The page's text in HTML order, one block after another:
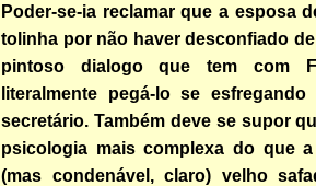
Poder-se-ia reclamar que a esposa
tolinha por não haver desconfiado
pintoso dialogo que tem com
literalmente pegá-lo se
secretário. Também deve se supor
psicologia mais complexa do que
(mas condenável, claro) velho